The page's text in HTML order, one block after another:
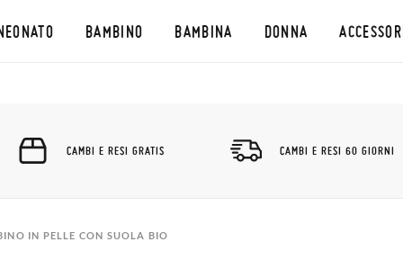
BAMBINO BAMBINA DONNA
CAMBI E RESI GRATIS CAMBI E RESI 60 GIORNI
IN PELLE CON SUOLA BIO